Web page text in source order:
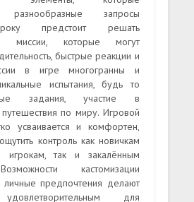
разнообразные запросы
предстоит решать
миссии, которые могут
быстрые реакции и
в игре многогранны и
испытания, будь то
задания, участие в
по миру. Игровой
усваивается и комфортен,
контроль как новичкам
так и закалённым
кастомизации
предпочтения делают
для